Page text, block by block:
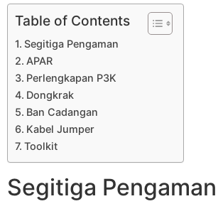
Table of Contents
Segitiga Pengaman
APAR
Perlengkapan P3K
Dongkrak
Ban Cadangan
Kabel Jumper
Toolkit
Segitiga Pengaman